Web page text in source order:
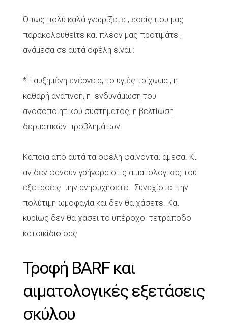
Όπως πολύ καλά γνωρίζετε , εσείς που μας
παρακολουθείτε και πλέον μας προτιμάτε ,
ανάμεσα σε αυτά οφέλη είναι :
*Η αυξημένη ενέργεια, το υγιές τρίχωμα , η
καθαρή αναπνοή, η ενδυνάμωση του
ανοσοποιητικού συστήματος, η βελτίωση
δερματικών προβλημάτων.
Κάποια από αυτά τα οφέλη φαίνονται άμεσα. Κι
αν δεν φανούν γρήγορα στις αιματολογικές του
εξετάσεις μην ανησυχήσετε. Συνεχίστε την
πολύτιμη ωμοφαγία και δεν θα χάσετε. Και
κυρίως δεν θα χάσει το υπέροχο τετράποδο
κατοικίδιο σας
Τροφή BARF και
αιματολογικές εξετάσεις
σκύλου